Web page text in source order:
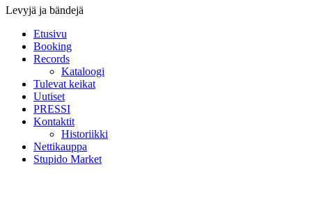
Levyjä ja bändejä
Etusivu
Booking
Records
Kataloogi
Tulevat keikat
Uutiset
PRESSI
Kontaktit
Historiikki
Nettikauppa
Stupido Market